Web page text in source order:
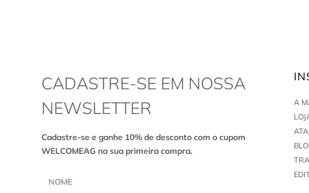
CADASTRE-SE EM NOSSA
NEWSLETTER
Cadastre-se e ganhe 10% de desconto com o cupom
WELCOMEAG na sua primeira compra.
A